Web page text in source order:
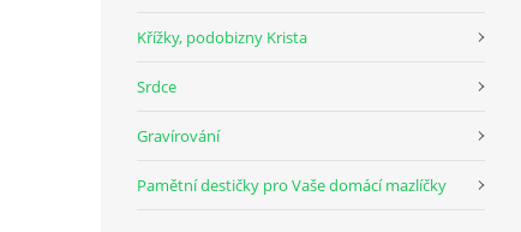
Křížky, podobizny Krista
Srdce
Gravírování
Pamětní destičky pro Vaše domácí mazlíčky